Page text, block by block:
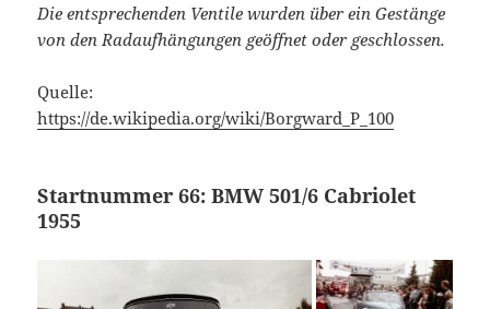
Die entsprechenden Ventile wurden über ein Gestänge
von den Radaufhängungen geöffnet oder geschlossen.
Quelle:
https://de.wikipedia.org/wiki/Borgward_P_100
Startnummer 66: BMW 501/6 Cabriolet
1955